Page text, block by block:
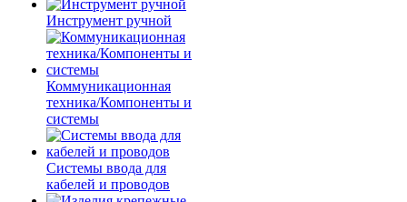
Инструмент ручной
Коммуникационная
техника/Компоненты и
системы
Системы ввода для
кабелей и проводов